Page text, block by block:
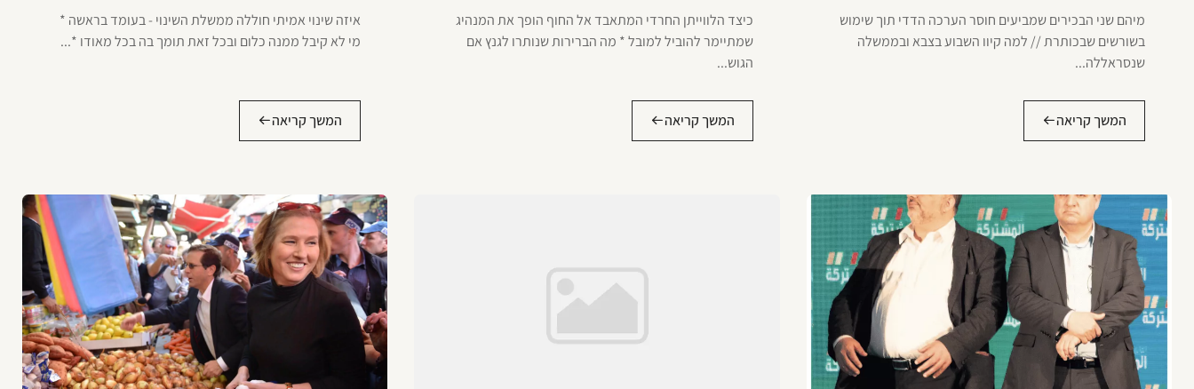
מיהם שני הבכירים שמביעים חוסר הערכה הדדי תוך שימוש
בשורשים שבכותרת // למה קיוו השבוע בצבא ובממשלה
שנסראללה...
המשך קריאה
כיצד הלווייתן החרדי המתאבד אל החוף הופך את המנהיג
שמתיימר להוביל למובל * מה הברירות שנותרו לגנץ אם
הגוש...
המשך קריאה
איזה שינוי אמיתי חוללה ממשלת השינוי - בעומד בראשה *
מי לא קיבל ממנה כלום ובכל זאת תומך בה בכל מאודו *...
המשך קריאה